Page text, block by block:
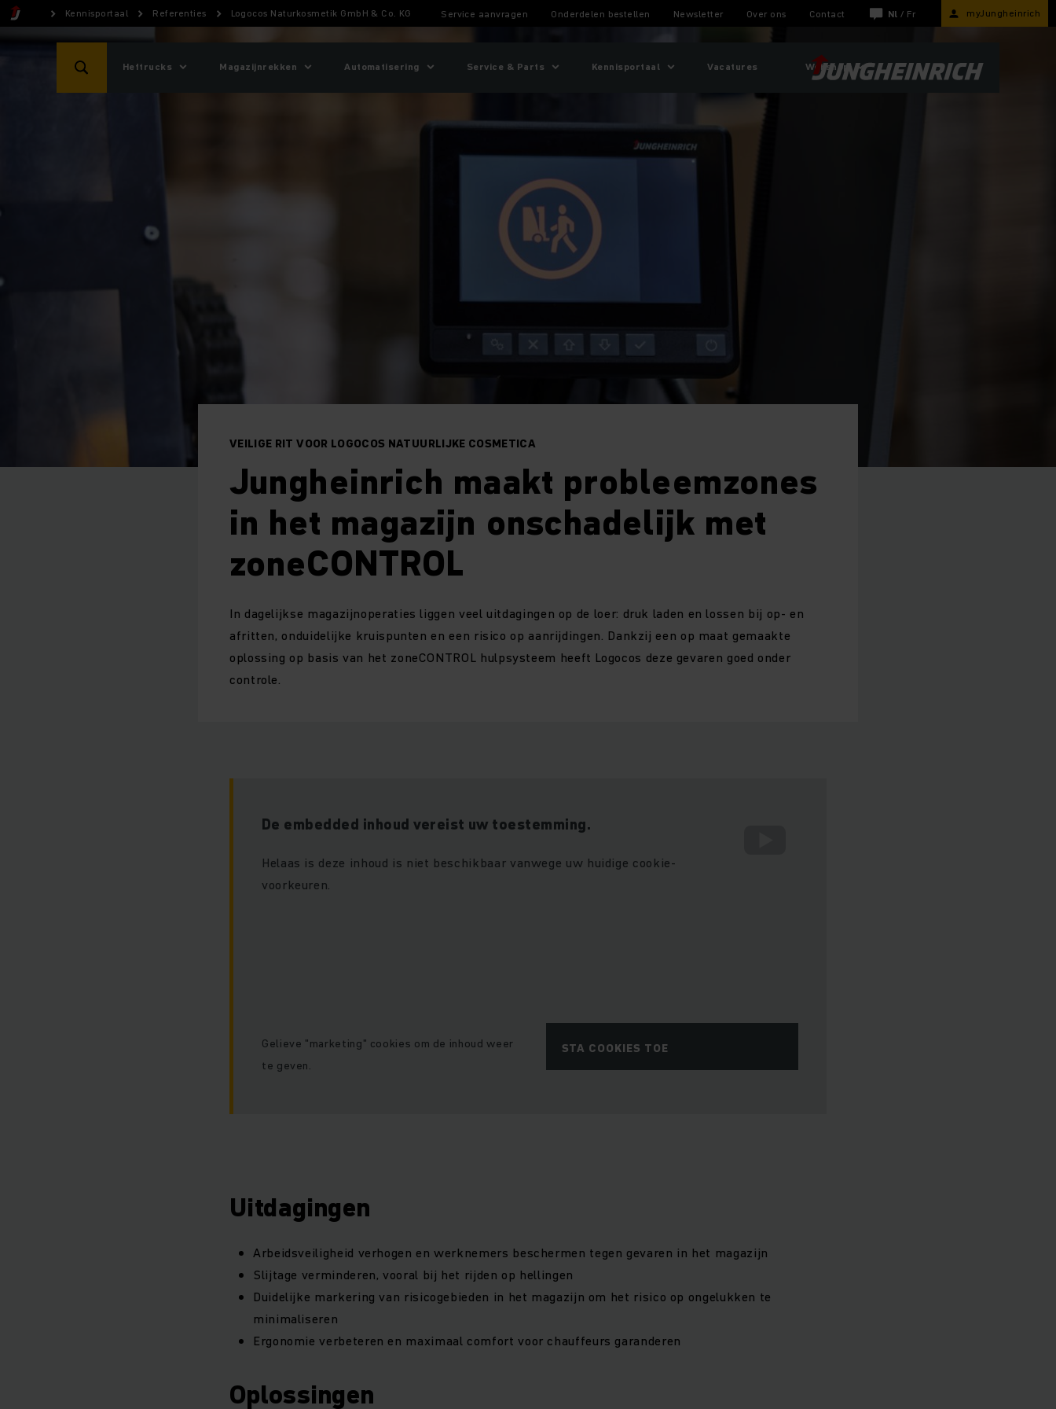
Kennisportaal Referenties Logocos Naturkosmetik GmbH & Co. KG Service aanvragen Onderdelen bestellen Newsletter Over ons Contact Nl / Fr myJungheinrich
Heftrucks Magazijnrekken Automatisering Service & Parts Kennisportaal Vacatures Webshop
VEILIGE RIT VOOR LOGOCOS NATUURLIJKE COSMETICA
Jungheinrich maakt probleemzones
in het magazijn onschadelijk met
zoneCONTROL
In dagelijkse magazijnoperaties liggen veel uitdagingen op de loer: druk laden en lossen bij op- en
afritten, onduidelijke kruispunten en een risico op aanrijdingen. Dankzij een op maat gemaakte
oplossing op basis van het zoneCONTROL hulpsysteem heeft Logocos deze gevaren goed onder
controle.
De embedded inhoud vereist uw toestemming.
Helaas is deze inhoud is niet beschikbaar vanwege uw huidige cookie-
voorkeuren.
Gelieve "marketing" cookies om de inhoud weer
te geven.
STA COOKIES TOE
Uitdagingen
Arbeidsveiligheid verhogen en werknemers beschermen tegen gevaren in het magazijn
Slijtage verminderen, vooral bij het rijden op hellingen
Duidelijke markering van risicogebieden in het magazijn om het risico op ongelukken te
minimaliseren
Ergonomie verbeteren en maximaal comfort voor chauffeurs garanderen
Oplossingen